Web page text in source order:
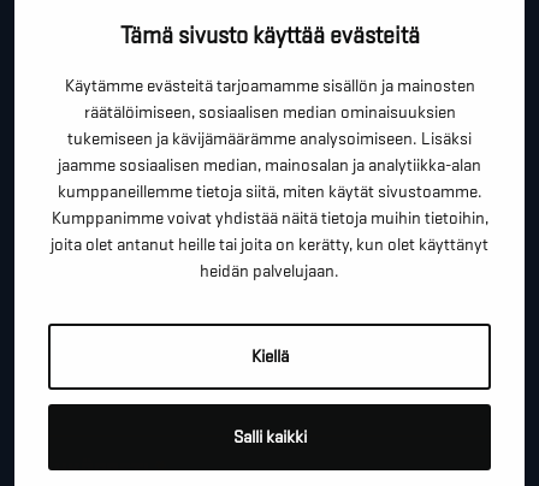
Tämä sivusto käyttää evästeitä
Käytämme evästeitä tarjoamamme sisällön ja mainosten
räätälöimiseen, sosiaalisen median ominaisuuksien
tukemiseen ja kävijämäärämme analysoimiseen. Lisäksi
jaamme sosiaalisen median, mainosalan ja analytiikka-alan
kumppaneillemme tietoja siitä, miten käytät sivustoamme.
Kumppanimme voivat yhdistää näitä tietoja muihin tietoihin,
joita olet antanut heille tai joita on kerätty, kun olet käyttänyt
heidän palvelujaan.
Kiellä
Salli kaikki
OTA YHTEYTTÄ!
Tällä lomakkeella voit kysyä lisäinfoa, pyytää ilmaista
kartoituskäyntiä tai ihan vain lähettää lämpimiä
terveisiä!
" näyttää pakolliset kentät
ETUNIMI SUKUNIMI *
SÄHKÖPOSTI *